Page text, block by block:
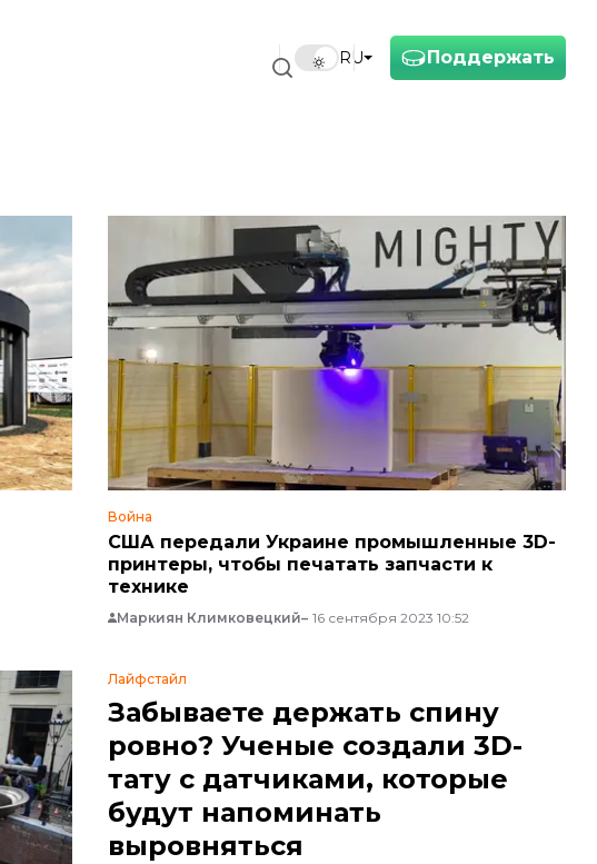
Поддержать
RU
Война
США передали Украине промышленные 3D-
принтеры, чтобы печатать запчасти к
технике
Маркиян Климковецкий 16 сентября 2023 10:52
Лайфстайл
Забываете держать спину
ровно? Ученые создали 3D-
тату с датчиками, которые
будут напоминать
выровняться